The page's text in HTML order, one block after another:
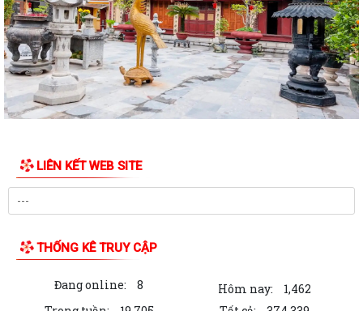
XÃ VĨNH HÒA TỔ CHỨC TẬP HUẤN, DIỄN TẬP CÁC PHẦN VIỆC TRONG
NGÀY BẦU CỬ
Thông báo về ngày bầu cử, địa điểm bỏ phiếu, thời gian bỏ phiếu bầu
cử đại biểu Quốc hội khóa XVI...
Thông báo hưởng ứng phong trào “Toàn dân sử dụng năng lượng tiết
Toàn văn chương trình hành động của đồng chí Phạm Thành Trung -
Phó Bí thư Đảng ủy, Chủ tịch Ủy ban...
việc lập và công bố danh sách...
LIÊN KẾT WEB SITE
THỐNG KÊ TRUY CẬP
Đang online: 8 Hôm nay:
1,462